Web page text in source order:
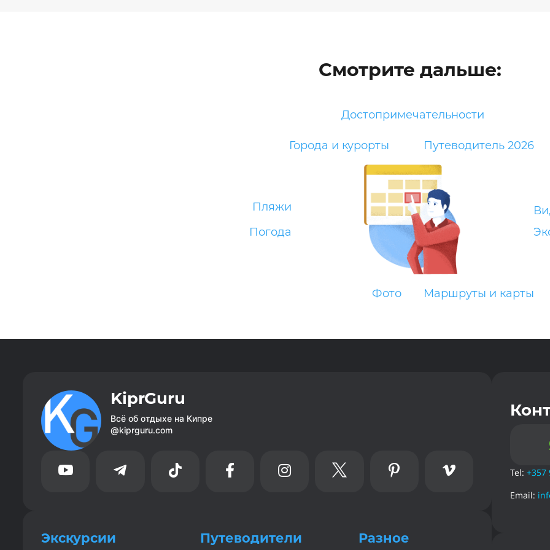
Смотрите дальше:
Достопримечательности
Города и курорты Путеводитель 2026
Пляжи
Погода
Фото Маршруты и карты
KiprGuru
Всё об отдыхе на Кипре
@kiprguru.com
       
Экскурсии Путеводители Разное
Tel: +357
Email: